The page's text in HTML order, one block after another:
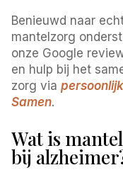
Benieuwd naar
mantelzorg
onze Google
en hulp bij het
zorg via
Samen.
Wat is
bij